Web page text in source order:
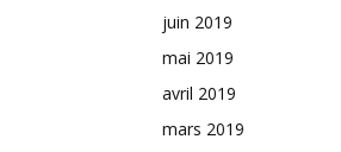
juin 2019
mai 2019
avril 2019
mars 2019